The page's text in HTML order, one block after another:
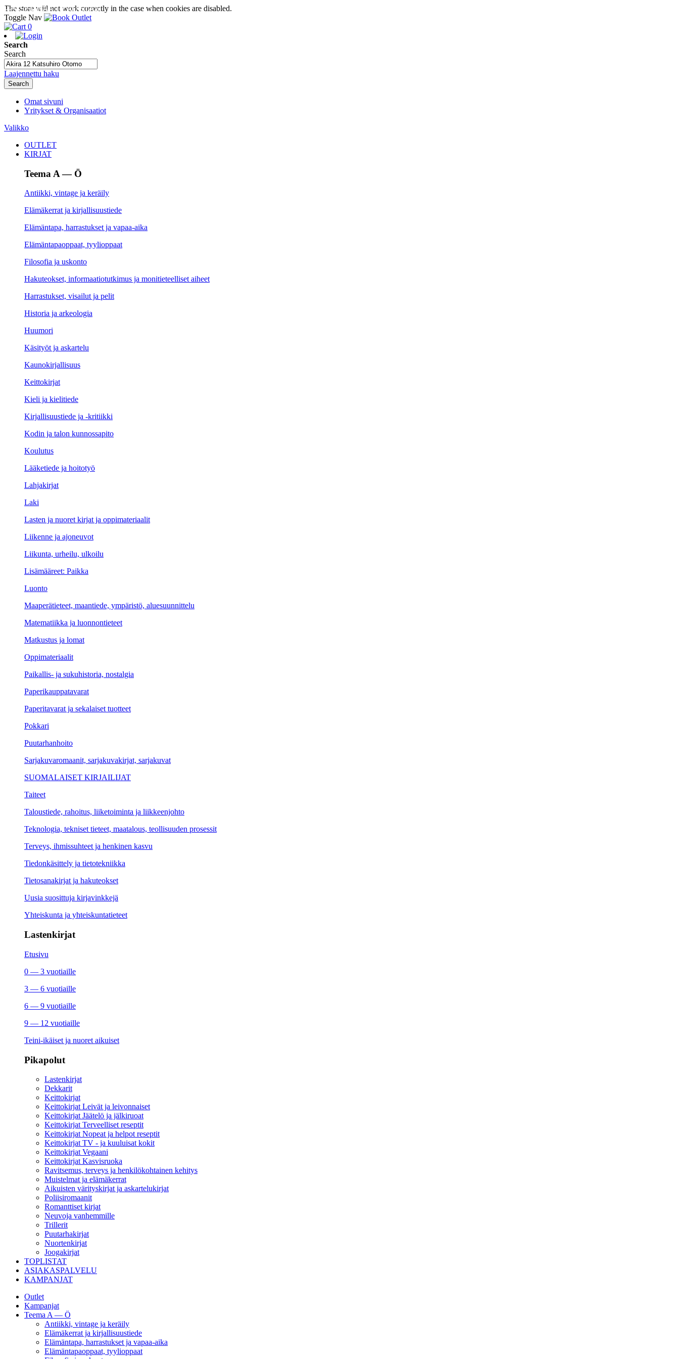
The store will not work correctly in the case when cookies are disabled.
Toggle Nav
0
Search
Search
Laajennettu haku
Search
Omat sivuni
Yritykset & Organisaatiot
Valikko
SEURAA TILAUSTASI
OUTLET
KIRJAT
Teema A — Ö
Antiikki, vintage ja keräily
Elämäkerrat ja kirjallisuustiede
Elämäntapa, harrastukset ja vapaa-aika
Elämäntapaoppaat, tyylioppaat
Filosofia ja uskonto
Hakuteokset, informaatiotutkimus ja monitieteelliset aiheet
Harrastukset, visailut ja pelit
Historia ja arkeologia
Huumori
Käsityöt ja askartelu
Kaunokirjallisuus
Keittokirjat
Kieli ja kielitiede
Kirjallisuustiede ja -kritiikki
Kodin ja talon kunnossapito
Koulutus
Lääketiede ja hoitotyö
Lahjakirjat
Laki
Lasten ja nuoret kirjat ja oppimateriaalit
Liikenne ja ajoneuvot
Liikunta, urheilu, ulkoilu
Lisämääreet: Paikka
Luonto
Maaperätieteet, maantiede, ympäristö, aluesuunnittelu
Matematiikka ja luonnontieteet
Matkustus ja lomat
Oppimateriaalit
Paikallis- ja sukuhistoria, nostalgia
Paperikauppatavarat
Paperitavarat ja sekalaiset tuotteet
Pokkari
Puutarhanhoito
Sarjakuvaromaanit, sarjakuvakirjat, sarjakuvat
SUOMALAISET KIRJAILIJAT
Taiteet
Taloustiede, rahoitus, liiketoiminta ja liikkeenjohto
Teknologia, tekniset tieteet, maatalous, teollisuuden prosessit
Terveys, ihmissuhteet ja henkinen kasvu
Tiedonkäsittely ja tietotekniikka
Tietosanakirjat ja hakuteokset
Uusia suosittuja kirjavinkkejä
Yhteiskunta ja yhteiskuntatieteet
Lastenkirjat
Etusivu
0 — 3 vuotiaille
3 — 6 vuotiaille
6 — 9 vuotiaille
9 — 12 vuotiaille
Teini-ikäiset ja nuoret aikuiset
Pikapolut
Lastenkirjat
Dekkarit
Keittokirjat
Keittokirjat Leivät ja leivonnaiset
Keittokirjat Jäätelö ja jälkiruoat
Keittokirjat Terveelliset reseptit
Keittokirjat Nopeat ja helpot reseptit
Keittokirjat TV - ja kuuluisat kokit
Keittokirjat Vegaani
Keittokirjat Kasvisruoka
Ravitsemus, terveys ja henkilökohtainen kehitys
Muistelmat ja elämäkerrat
Aikuisten värityskirjat ja askartelukirjat
Poliisiromaanit
Romanttiset kirjat
Neuvoja vanhemmille
Trillerit
Puutarhakirjat
Nuortenkirjat
Joogakirjat
TOPLISTAT
ASIAKASPALVELU
KAMPANJAT
Outlet
Kampanjat
Teema A — Ö
Antiikki, vintage ja keräily
Elämäkerrat ja kirjallisuustiede
Elämäntapa, harrastukset ja vapaa-aika
Elämäntapaoppaat, tyylioppaat